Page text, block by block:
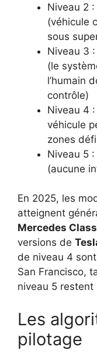
Niveau 2
(véhicule
sous
Niveau 3
(le
l’humain
contrôle)
Niveau 4
véhicule
zones
Niveau 5
(aucune
En 2025, les
atteignent
Mercedes
versions de
de niveau 4
San Francisco,
niveau 5
Les
pilotage